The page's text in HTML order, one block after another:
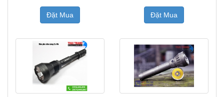
Đặt Mua Đặt Mua